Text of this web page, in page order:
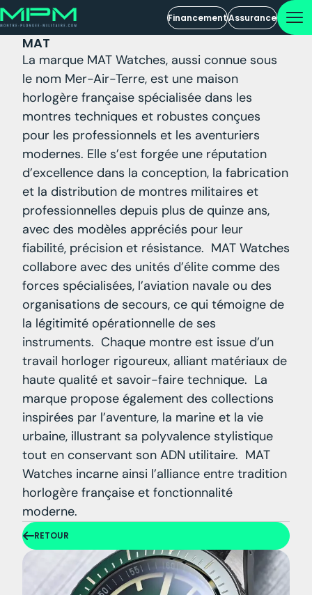
FinancementAssurance
MAT
La marque MAT Watches, aussi connue sous
le nom Mer-Air-Terre, est une maison
horlogère française spécialisée dans les
montres techniques et robustes conçues
pour les professionnels et les aventuriers
modernes. Elle s’est forgée une réputation
d’excellence dans la conception, la fabrication
et la distribution de montres militaires et
professionnelles depuis plus de quinze ans,
avec des modèles appréciés pour leur
fiabilité, précision et résistance. MAT Watches
collabore avec des unités d’élite comme des
forces spécialisées, l’aviation navale ou des
organisations de secours, ce qui témoigne de
la légitimité opérationnelle de ses
instruments. Chaque montre est issue d’un
travail horloger rigoureux, alliant matériaux de
haute qualité et savoir-faire technique. La
marque propose également des collections
inspirées par l’aventure, la marine et la vie
urbaine, illustrant sa polyvalence stylistique
tout en conservant son ADN utilitaire. MAT
Watches incarne ainsi l’alliance entre tradition
horlogère française et fonctionnalité
moderne.
RETOUR